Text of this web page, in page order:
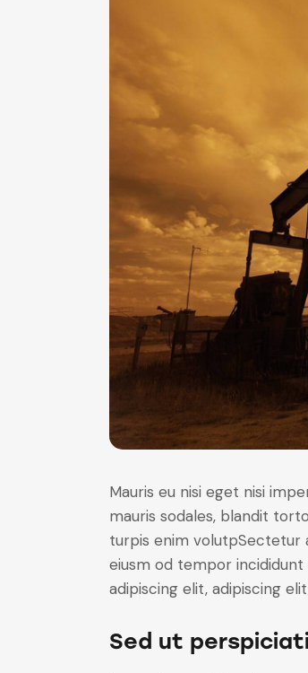
Mauris eu nisi eget nisi
mauris sodales, blandit
turpis enim volutpSectetur
eiusm od tempor
adipiscing elit, adipiscing
Sed ut